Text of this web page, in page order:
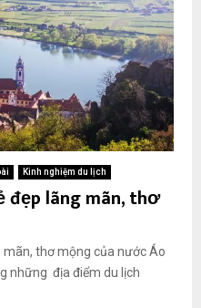
Kinh nghiệm du lịch
đẹp lãng mãn, thơ
mãn, thơ mộng của nước Áo
những địa điểm du lịch